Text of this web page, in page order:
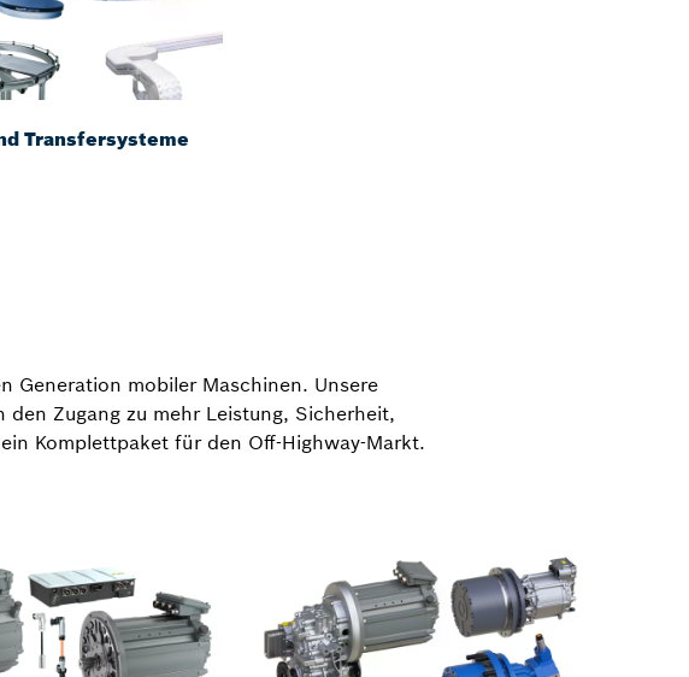
Transfersysteme
Generation mobiler Maschinen. Unsere
Zugang zu mehr Leistung, Sicherheit,
Komplettpaket für den Off-Highway-Markt.